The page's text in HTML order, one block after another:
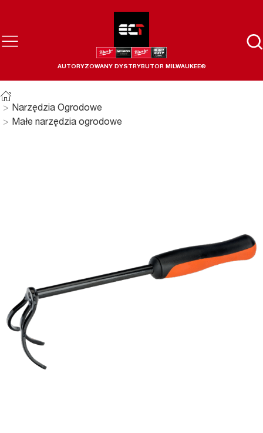
AUTORYZOWANY DYSTRYBUTOR MILWAUKEE®
Narzędzia Ogrodowe
Małe narzędzia ogrodowe